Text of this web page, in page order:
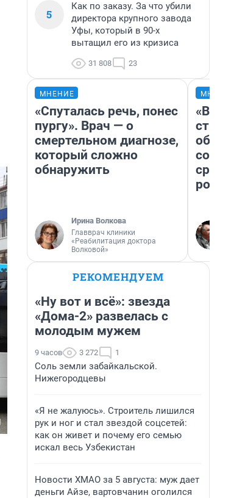
5
Как по заказу. За что убили
директора крупного завода
Уфы, который в 90-х
вытащил его из кризиса
31 808 23
МНЕНИЕ
«Спуталась речь, понес
пургу». Врач — о
смертельном диагнозе,
который сложно
обнаружить
Ирина Волкова
Главврач клиники
«Реабилитация доктора
Волковой»
«В
РЕКОМЕНДУЕМ
«Ну вот и всё»: звезда
«Дома-2» развелась с
молодым мужем
9 часов 3 272 1
Соль земли забайкальской.
Нижегородцевы
«Я не жалуюсь». Строитель лишился
рук и ног и стал звездой соцсетей:
как он живет и почему его семью
искал весь Узбекистан
Новости ХМАО за 5 августа: муж дает
деньги Айзе, вартовчанин оголился